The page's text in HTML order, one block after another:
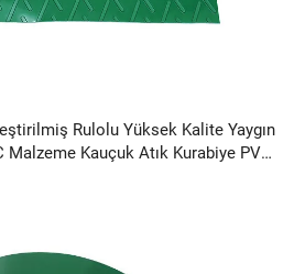
Rulolu Yüksek Kalite Yaygın
Malzeme Kauçuk Atık Kurabiye PVC